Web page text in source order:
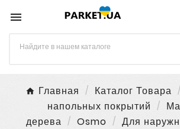

Главная Каталог Товара
напольных покрытий
дерева
Osmo
Для